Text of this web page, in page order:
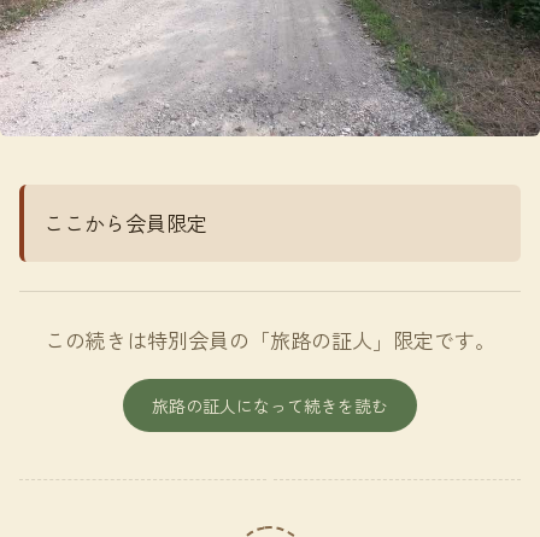
ここから会員限定
この続きは特別会員の「旅路の証人」限定です。
旅路の証人になって続きを読む